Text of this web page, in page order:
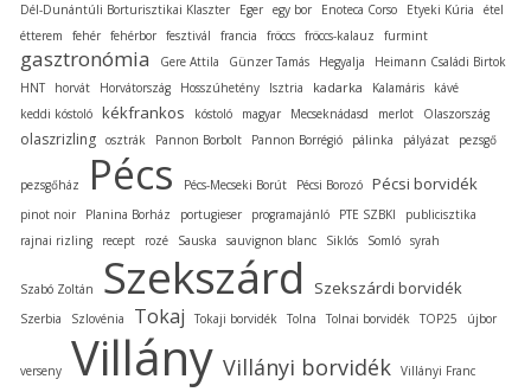
Dél-Dunántúli Borturisztikai Klaszter
Eger egy bor Enoteca Corso Etyeki Kúria
étel
étterem
fehér fehérbor fesztivál francia fröccs fröccs-kalauz furmint
gasztronómia Gere Attila Günzer Tamás Hegyalja
Heimann Családi Birtok
HNT
horvát Horvátország Hosszúhetény Isztria kadarka Kalamáris
kávé
keddi kóstoló kékfrankos kóstoló magyar Mecseknádasd merlot Olaszország
olaszrizling osztrák Pannon Borbolt Pannon Borrégió pálinka pályázat pezsgő
pezsgőház Pécs Pécs-Mecseki Borút Pécsi Borozó Pécsi borvidék
pinot noir Planina Borház portugieser programajánló PTE SZBKI
publicisztika
rajnai rizling
recept rozé Sauska sauvignon blanc Siklós Somló syrah
Szabó Zoltán Szekszárd Szekszárdi borvidék
Szerbia Szlovénia Tokaj Tokaji borvidék Tolna Tolnai borvidék TOP25 újbor
verseny Villány Villányi borvidék Villányi Franc